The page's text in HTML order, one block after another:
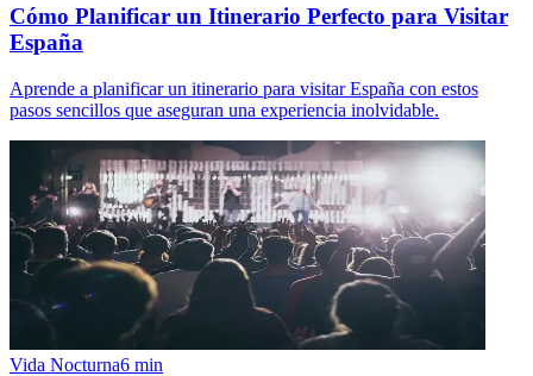
Cómo Planificar un Itinerario Perfecto para Visitar
España
Aprende a planificar un itinerario para visitar España con estos
pasos sencillos que aseguran una experiencia inolvidable.
Vida Nocturna6 min